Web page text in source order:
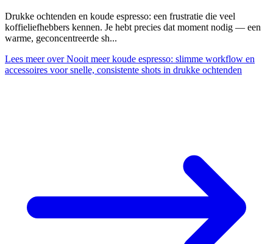
Drukke ochtenden en koude espresso: een frustratie die veel
koffieliefhebbers kennen. Je hebt precies dat moment nodig — een
warme, geconcentreerde sh...
Lees meerover Nooit meer koude espresso: slimme workflow en
accessoires voor snelle, consistente shots in drukke ochtenden